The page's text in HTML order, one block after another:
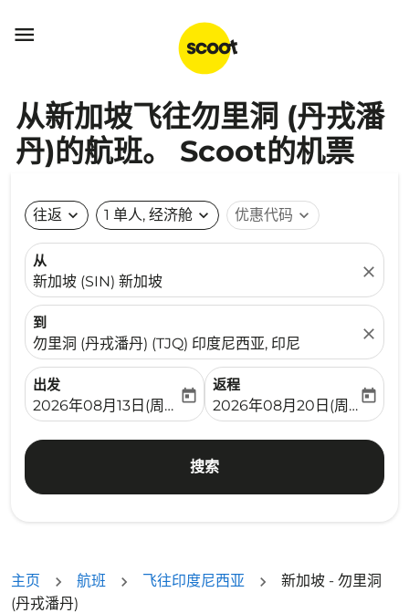

从新加坡飞往勿里洞 (丹戎潘
丹)的航班。 Scoot的机票
往返 expand_more 1 单人, 经济舱 expand_more 优惠代码 expand_more
从
新加坡 (SIN) 新加坡
close
到
勿里洞 (丹戎潘丹) (TJQ) 印度尼西亚, 印尼
close
出发
fc-booking-departure-date-aria-label
2026年08月13日(周四)
today
返程
fc-booking-return-date-
2026年08月20日(周四)
today
搜索
主页 航班 飞往印度尼西亚
新加坡 - 勿里洞
(丹戎潘丹)